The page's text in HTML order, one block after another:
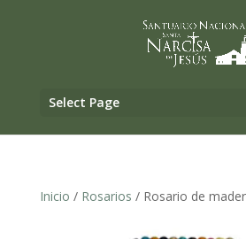
Select Page
Inicio / Rosarios / Rosario de